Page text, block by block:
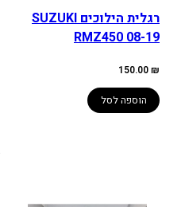
רגלית הילוכים SUZUKI
RMZ450 08-19
150.00₪
הוספה לסל